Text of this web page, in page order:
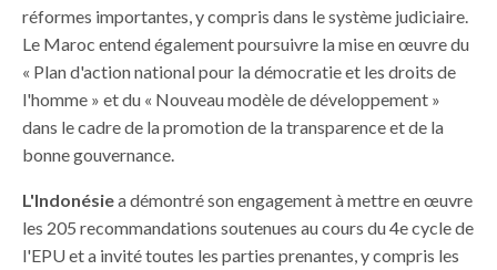
réformes importantes, y compris dans le système judiciaire.
Le Maroc entend également poursuivre la mise en œuvre du
« Plan d'action national pour la démocratie et les droits de
l'homme » et du « Nouveau modèle de développement »
dans le cadre de la promotion de la transparence et de la
bonne gouvernance.
L'Indonésiea démontré son engagement à mettre en œuvre
les 205 recommandations soutenues au cours du 4e cycle de
l'EPU et a invité toutes les parties prenantes, y compris les